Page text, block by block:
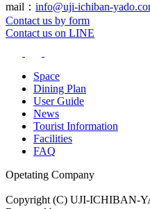
mail： info@uji-ichiban-
Contact us by form
Contact us on LINE
Space
Dining Plan
User Guide
News
Tourist Information
Facilities
FAQ
Opetating Company
Copyright (C) UJI-ICHIBAN-